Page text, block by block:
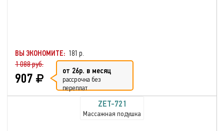
ВЫ ЭКОНОМИТЕ: 181 р.
1 088 руб.
907 от 26р. в месяц
рассрочка без
переплат
ZET-721
Массажная подушка